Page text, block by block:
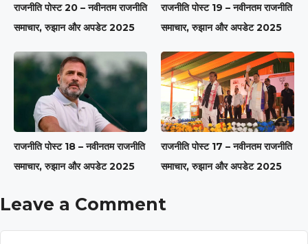
राजनीति पोस्ट 20 – नवीनतम राजनीति
समाचार, रुझान और अपडेट 2025
राजनीति पोस्ट 19 – नवीनतम राजनीति
समाचार, रुझान और अपडेट 2025
राजनीति पोस्ट 18 – नवीनतम राजनीति
समाचार, रुझान और अपडेट 2025
राजनीति पोस्ट 17 – नवीनतम राजनीति
समाचार, रुझान और अपडेट 2025
Leave a Comment